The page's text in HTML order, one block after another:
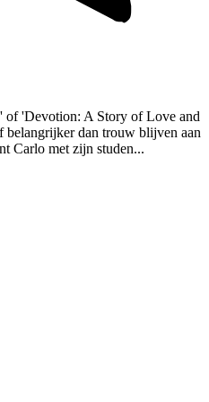
of 'Devotion: A Story of Love and
dan trouw blijven aan
Carlo met zijn studen...